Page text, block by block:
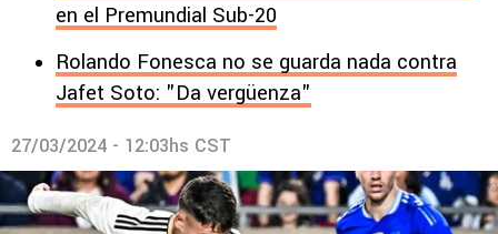
en el Premundial Sub-20
Rolando Fonesca no se guarda nada contra
Jafet Soto: "Da vergüenza"
27/03/2024 - 12:03hs CST